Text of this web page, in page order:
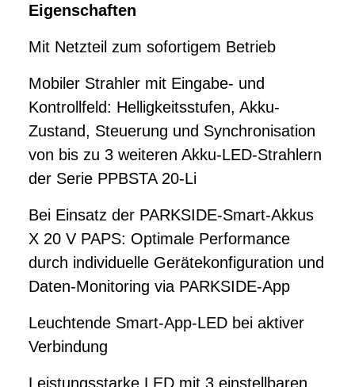
Eigenschaften
Mit Netzteil zum sofortigem Betrieb
Mobiler Strahler mit Eingabe- und
Kontrollfeld: Helligkeitsstufen, Akku-
Zustand, Steuerung und Synchronisation
von bis zu 3 weiteren Akku-LED-Strahlern
der Serie PPBSTA 20-Li
Bei Einsatz der PARKSIDE-Smart-Akkus
X 20 V PAPS: Optimale Performance
durch individuelle Gerätekonfiguration und
Daten-Monitoring via PARKSIDE-App
Leuchtende Smart-App-LED bei aktiver
Verbindung
Leistungsstarke LED mit 3 einstellbaren